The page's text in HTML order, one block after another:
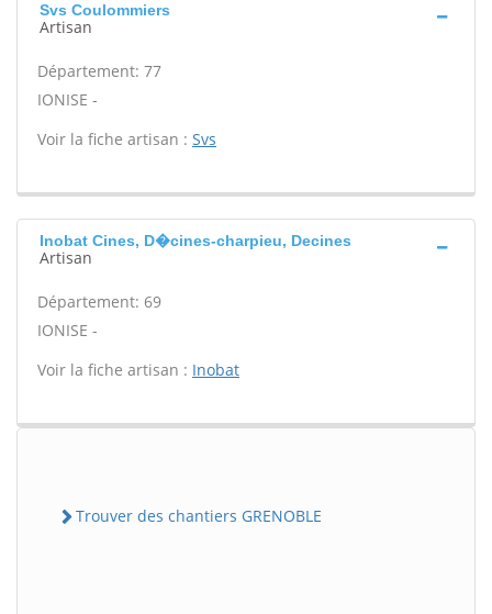
Svs Coulommiers
Artisan
Département: 77
IONISE -
Voir la fiche artisan : Svs
Inobat Cines, D�cines-charpieu, Decines
Artisan
Département: 69
IONISE -
Voir la fiche artisan : Inobat
Trouver des chantiers GRENOBLE